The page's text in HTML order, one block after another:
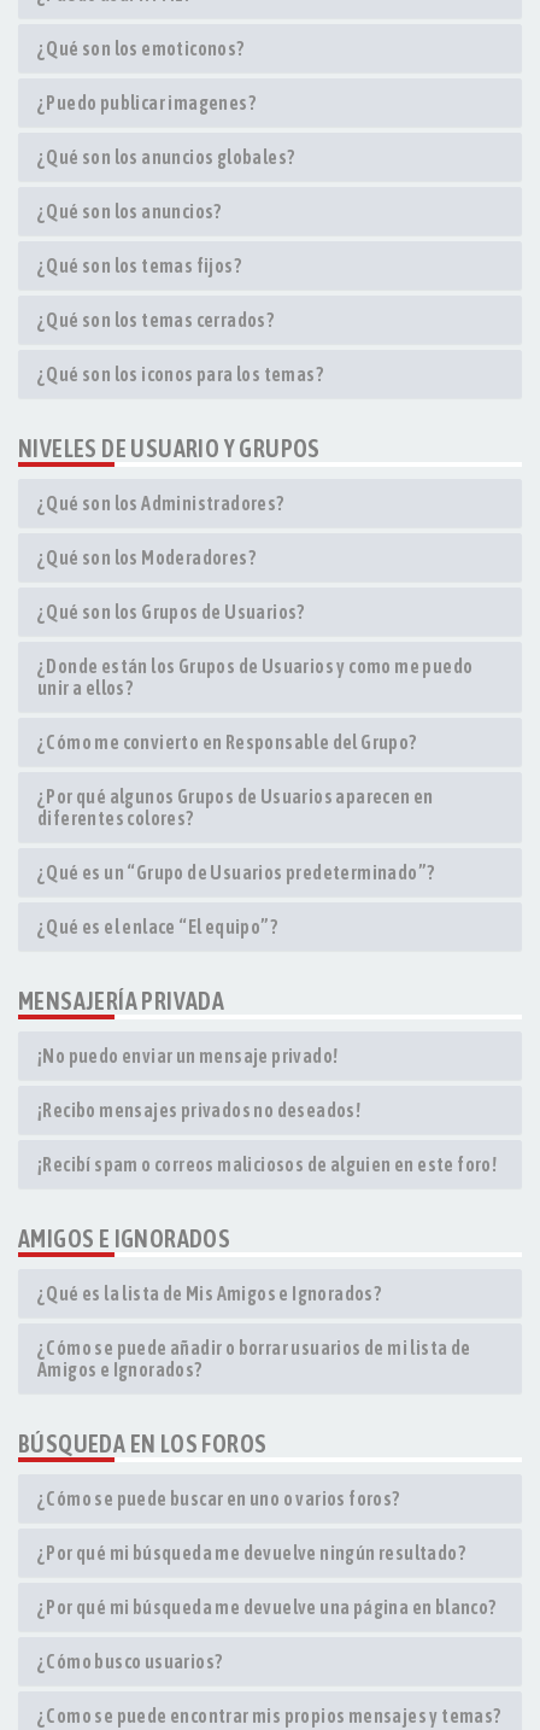
¿Qué son los emoticonos?
¿Puedo publicar imagenes?
¿Qué son los anuncios globales?
¿Qué son los anuncios?
¿Qué son los temas fijos?
¿Qué son los temas cerrados?
¿Qué son los iconos para los temas?
NIVELES DE USUARIO Y GRUPOS
¿Qué son los Administradores?
¿Qué son los Moderadores?
¿Qué son los Grupos de Usuarios?
¿Donde están los Grupos de Usuarios y como me puedo
unir a ellos?
¿Cómo me convierto en Responsable del Grupo?
¿Por qué algunos Grupos de Usuarios aparecen en
diferentes colores?
¿Qué es un “Grupo de Usuarios predeterminado”?
¿Qué es el enlace “El equipo”?
MENSAJERÍA PRIVADA
¡No puedo enviar un mensaje privado!
¡Recibo mensajes privados no deseados!
¡Recibí spam o correos maliciosos de alguien en este foro!
AMIGOS E IGNORADOS
¿Qué es la lista de Mis Amigos e Ignorados?
¿Cómo se puede añadir o borrar usuarios de mi lista de
Amigos e Ignorados?
BÚSQUEDA EN LOS FOROS
¿Cómo se puede buscar en uno o varios foros?
¿Por qué mi búsqueda me devuelve ningún resultado?
¿Por qué mi búsqueda me devuelve una página en blanco?
¿Cómo busco usuarios?
¿Como se puede encontrar mis propios mensajes y temas?